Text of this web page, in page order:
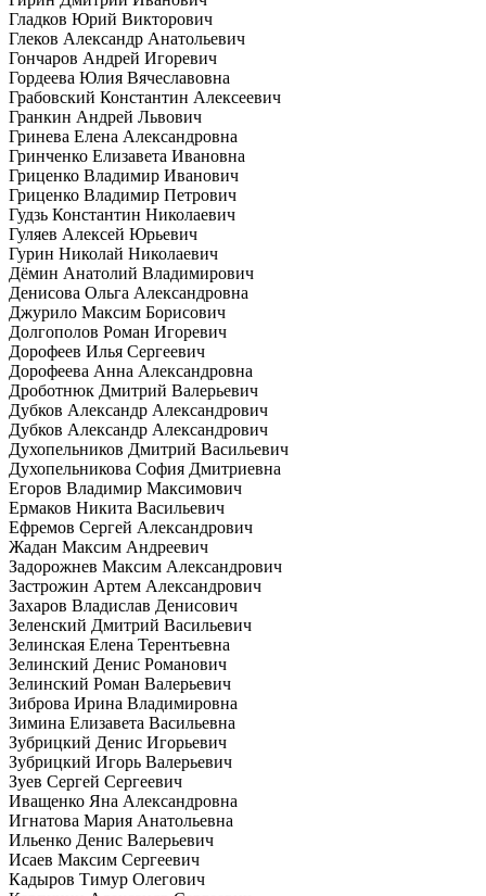
Гладков Юрий Викторович
Глеков Александр Анатольевич
Гончаров Андрей Игоревич
Гордеева Юлия Вячеславовна
Грабовский Константин Алексеевич
Гранкин Андрей Львович
Гринева Елена Александровна
Гринченко Елизавета Ивановна
Гриценко Владимир Иванович
Гриценко Владимир Петрович
Гудзь Константин Николаевич
Гуляев Алексей Юрьевич
Гурин Николай Николаевич
Дёмин Анатолий Владимирович
Денисова Ольга Александровна
Джурило Максим Борисович
Долгополов Роман Игоревич
Дорофеев Илья Сергеевич
Дорофеева Анна Александровна
Дроботнюк Дмитрий Валерьевич
Дубков Александр Александрович
Дубков Александр Александрович
Духопельников Дмитрий Васильевич
Духопельникова София Дмитриевна
Егоров Владимир Максимович
Ермаков Никита Васильевич
Ефремов Сергей Александрович
Жадан Максим Андреевич
Задорожнев Максим Александрович
Застрожин Артем Александрович
Захаров Владислав Денисович
Зеленский Дмитрий Васильевич
Зелинская Елена Терентьевна
Зелинский Денис Романович
Зелинский Роман Валерьевич
Зиброва Ирина Владимировна
Зимина Елизавета Васильевна
Зубрицкий Денис Игорьевич
Зубрицкий Игорь Валерьевич
Зуев Сергей Сергеевич
Иващенко Яна Александровна
Игнатова Мария Анатольевна
Ильенко Денис Валерьевич
Исаев Максим Сергеевич
Кадыров Тимур Олегович